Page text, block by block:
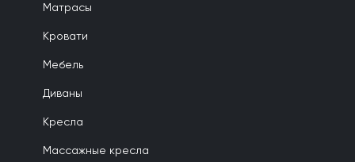
Матрасы
Кровати
Мебель
Диваны
Кресла
Массажные кресла